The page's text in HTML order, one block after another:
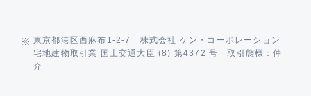
東京都港区西麻布1-2-7 株式会社 ケン・コーポレーション
宅地建物取引業 国土交通大臣 (8) 第4372 号 取引態様：仲
介